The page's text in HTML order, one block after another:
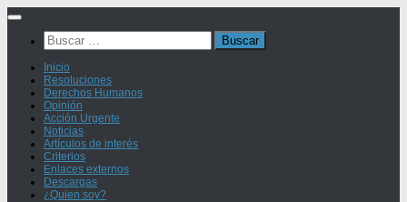
Saltar
contenidoBuscar:
Inicio
Resoluciones
Derechos Humanos
Opinión
Acción Urgente
Noticias
Artículos de interés
Criterios
Enlaces externos
Descargas
¿Quien soy?